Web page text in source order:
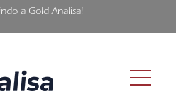
a Gold Analisa!